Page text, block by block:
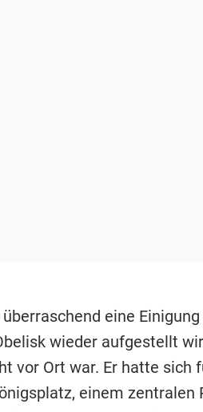
eine
wieder aufgestellt
vor Ort war. Er hatte sich
einem zentralen